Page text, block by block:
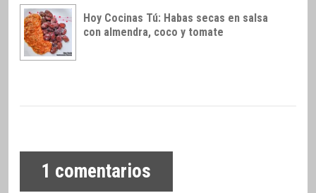
Hoy Cocinas Tú: Habas secas en salsa
con almendra, coco y tomate
1 comentarios